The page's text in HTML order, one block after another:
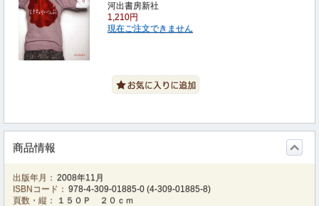
河出書房新社
1,210円
現在ご注文できません
商品情報
出版年月： 2008年11月
ISBNコード： 978-4-309-01885-0 (4-309-01885-8)
頁数・縦：
１５０Ｐ ２０ｃｍ